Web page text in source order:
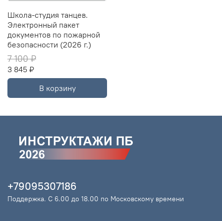
Школа-студия танцев.
Электронный пакет
документов по пожарной
безопасности (2026 г.)
7 100 ₽
3 845 ₽
В корзину
+79095307186
Поддержка. С 6.00 до 18.00 по Московскому времени